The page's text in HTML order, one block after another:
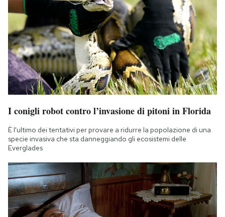
I conigli robot contro l’invasione di pitoni in Florida
È l'ultimo dei tentativi per provare a ridurre la popolazione di una
specie invasiva che sta danneggiando gli ecosistemi delle
Everglades